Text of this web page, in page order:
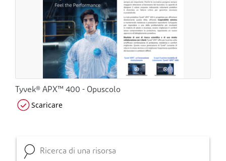
Tyvek® APX™ 400 - Opuscolo
Scaricare